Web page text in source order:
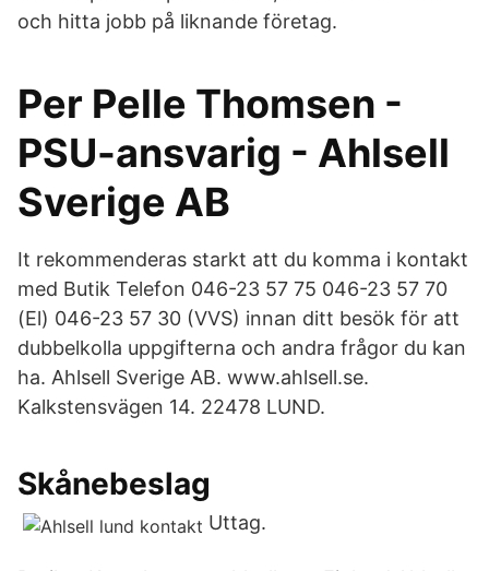
och hitta jobb på liknande företag.
Per Pelle Thomsen -
PSU-ansvarig - Ahlsell
Sverige AB
It rekommenderas starkt att du komma i kontakt
med Butik Telefon 046-23 57 75 046-23 57 70
(El) 046-23 57 30 (VVS) innan ditt besök för att
dubbelkolla uppgifterna och andra frågor du kan
ha. Ahlsell Sverige AB. www.ahlsell.se.
Kalkstensvägen 14. 22478 LUND.
Skånebeslag
Uttag.